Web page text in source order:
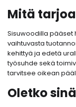
Mitä
Sisuwoodilla pääset
vaihtuvasta
kehittyä ja edetä
työsuhde sekä
tarvitsee oikean
Oletko